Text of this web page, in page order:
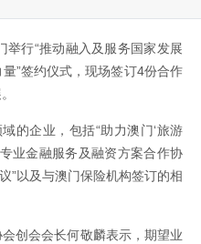
举行“推动融入及服务国家发展
”签约仪式，现场签订4份合作
的企业，包括“助力澳门‘旅游
业金融服务及融资方案合作协
”以及与澳门保险机构签订的相
创会会长何敬麟表示，期望业